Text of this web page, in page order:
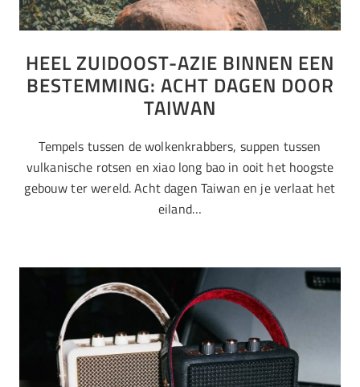
HEEL ZUIDOOST-AZIE BINNEN EEN
BESTEMMING: ACHT DAGEN DOOR
TAIWAN
Tempels tussen de wolkenkrabbers, suppen tussen
vulkanische rotsen en xiao long bao in ooit het hoogste
gebouw ter wereld. Acht dagen Taiwan en je verlaat het
eiland…